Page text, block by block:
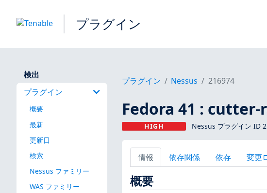
プラグイン
検出
プラグイン
概要
最新
更新日
検索
Nessus ファミリー
WAS ファミリー
プラグイン Nessus 216974
Fedora 41 :
HIGH Nessus プラグイン ID
情報 依存関係 依存 変更
概要